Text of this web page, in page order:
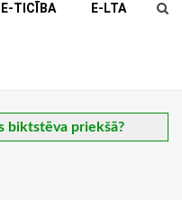
E-TICĪBA E-LTA
biktstēva priekšā?